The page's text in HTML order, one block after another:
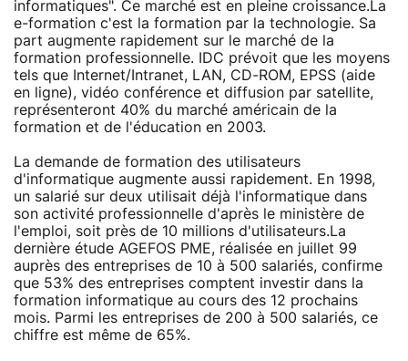
informatiques". Ce marché est en pleine croissance.La
e-formation c'est la formation par la technologie. Sa
part augmente rapidement sur le marché de la
formation professionnelle. IDC prévoit que les moyens
tels que Internet/Intranet, LAN, CD-ROM, EPSS (aide
en ligne), vidéo conférence et diffusion par satellite,
représenteront 40% du marché américain de la
formation et de l'éducation en 2003.
La demande de formation des utilisateurs
d'informatique augmente aussi rapidement. En 1998,
un salarié sur deux utilisait déjà l'informatique dans
son activité professionnelle d'après le ministère de
l'emploi, soit près de 10 millions d'utilisateurs.La
dernière étude AGEFOS PME, réalisée en juillet 99
auprès des entreprises de 10 à 500 salariés, confirme
que 53% des entreprises comptent investir dans la
formation informatique au cours des 12 prochains
mois. Parmi les entreprises de 200 à 500 salariés, ce
chiffre est même de 65%.